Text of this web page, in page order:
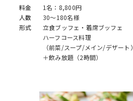
料金
1名：8,800円
人数
30～180名様
形式
立食ブッフェ・着席ブッフェ
ハーフコース料理
（前菜/スープ/メイン/デザート）
＋飲み放題（2時間）